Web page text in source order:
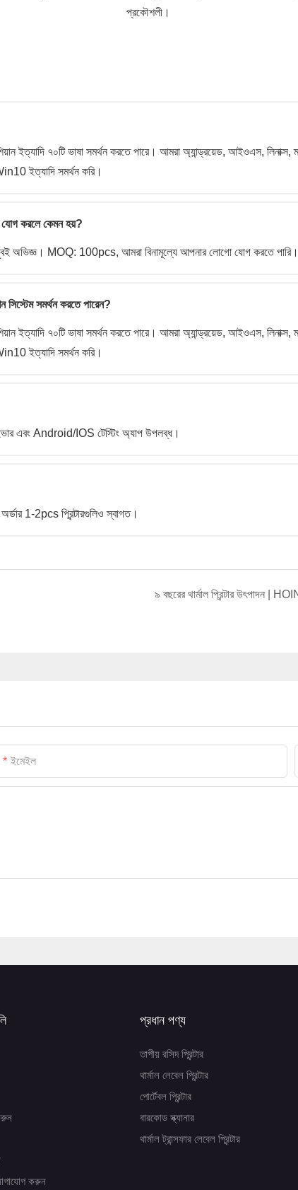
প্রকৌশলী।
ইত্যাদি ৭০টি ভাষা সমর্থন করতে পারে। আমরা অ্যান্ড্রয়েড, আইওএস, লিনাক্স,
ইত্যাদি সমর্থন করি।
যোগ করলে কেমন হয়?
অভিজ্ঞ। MOQ: 100pcs, আমরা বিনামূল্যে আপনার লোগো যোগ করতে পারি।
সমর্থন করতে পারেন?
ইত্যাদি ৭০টি ভাষা সমর্থন করতে পারে। আমরা অ্যান্ড্রয়েড, আইওএস, লিনাক্স,
ইত্যাদি সমর্থন করি।
এবং Android/IOS টেস্টিং অ্যাপ উপলব্ধ।
1-2pcs প্রিন্টারগুলিও স্বাগত।
৯ বছরের থার্মাল প্রিন্টার উৎপাদন |
ইমেইল
করুন
প্রধান পণ্য
তাপীয় রসিদ প্রিন্টার
থার্মাল লেবেল প্রিন্টার
পোর্টেবল প্রিন্টার
বারকোড স্ক্যানার
থার্মাল ট্রান্সফার লেবেল প্রিন্টার